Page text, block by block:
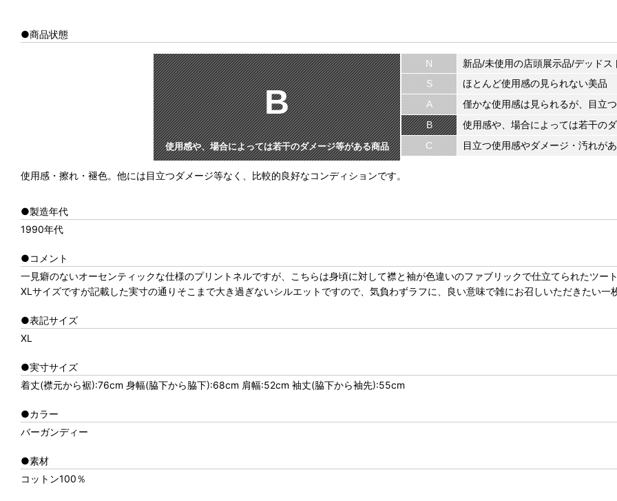
●商品状態
B
使用感や、場合によっては若干のダメージ等がある商品
N
新品/未使用の店頭展示品/デッドス
S
ほとんど使用感の見られない美品
A
僅かな使用感は見られるが、目立
B
使用感や、場合によっては若干の
C
目立つ使用感やダメージ・汚れが
使用感・擦れ・褪色。他には目立つダメージ等なく、比較的良好なコンディションです。
●製造年代
1990年代
●コメント
一見癖のないオーセンティックな仕様のプリントネルですが、こちらは身頃に対して襟と袖が色違いのファブリックで仕立てられたツー
XLサイズですが記載した実寸の通りそこまで大き過ぎないシルエットですので、気負わずラフに、良い意味で雑にお召しいただきたい一
●表記サイズ
XL
●実寸サイズ
着丈(襟元から裾):76cm 身幅(脇下から脇下):68cm 肩幅:52cm 袖丈(脇下から袖先):55cm
●カラー
バーガンディー
●素材
コットン100％